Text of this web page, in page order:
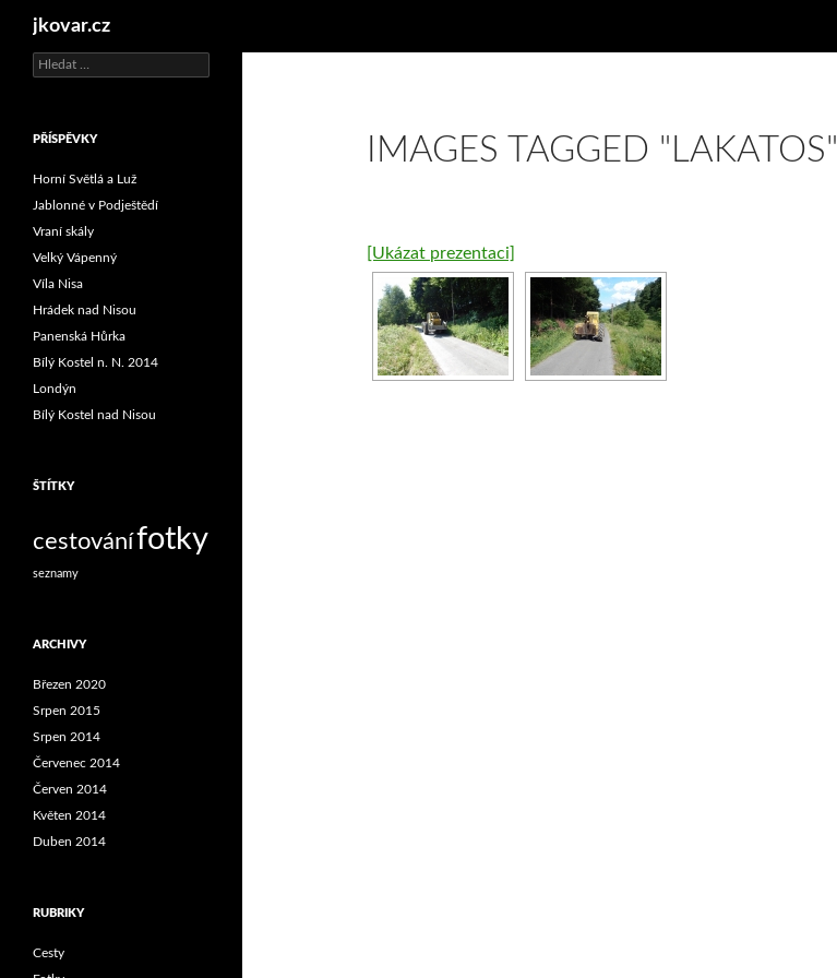
jkovar.cz
IMAGES TAGGED "LAKATOS"
[Ukázat prezentaci]
Vyhledávání
PŘÍSPĚVKY
Horní Světlá a Luž
Jablonné v Podještědí
Vraní skály
Velký Vápenný
Víla Nisa
Hrádek nad Nisou
Panenská Hůrka
Bílý Kostel n. N. 2014
Londýn
Bílý Kostel nad Nisou
ŠTÍTKY
cestovánífotky
seznamy
ARCHIVY
Březen 2020
Srpen 2015
Srpen 2014
Červenec 2014
Červen 2014
Květen 2014
Duben 2014
RUBRIKY
Cesty